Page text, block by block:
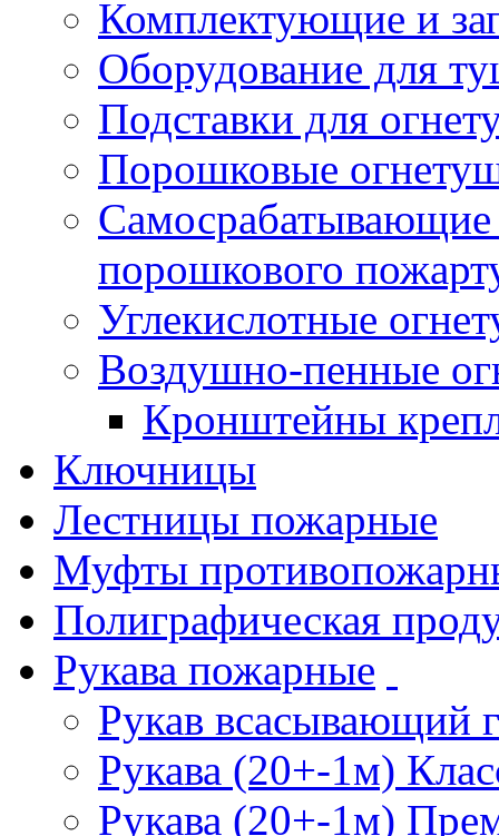
Комплектующие и
Оборудование для
Подставки для
Порошковые
порошкового
Углекислотные
Воздушно-пенные
Кронштейны
Ключницы
Лестницы пожарные
Муфты
Полиграфическая
Рукава пожарные
Рукав всасывающий
Рукава (20+-1м)
Рукава (20+-1м)